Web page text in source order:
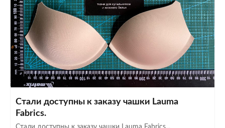
Стали доступны к заказу чашки Lauma
Fabrics.